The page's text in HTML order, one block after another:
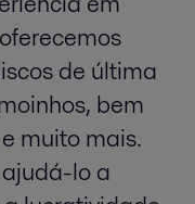
de última
bem
muito mais.
lo a